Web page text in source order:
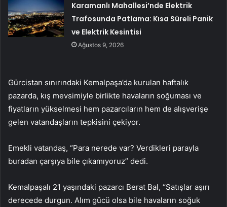
Karamanlı Mahallesi’nde Elektrik
Trafosunda Patlama: Kısa Süreli Panik
ve Elektrik Kesintisi
Ağustos 9, 2026
Gürcistan sınırındaki Kemalpaşa’da kurulan haftalık
pazarda, kış mevsimiyle birlikte havaların soğuması ve
fiyatların yükselmesi hem pazarcıların hem de alışverişe
gelen vatandaşların tepkisini çekiyor.
Emekli vatandaş, “Para nerede var? Verdikleri parayla
buradan çarşıya bile çıkamıyoruz” dedi.
Kemalpaşalı 21 yaşındaki pazarcı Berat Bal, “Satışlar aşırı
derecede durgun. Alım gücü olsa bile havaların soğuk